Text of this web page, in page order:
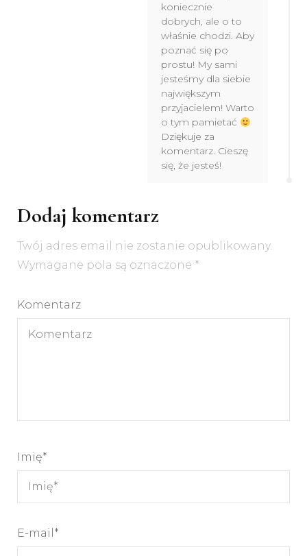
koniecznie
dobrych, ale o to
właśnie chodzi. Aby
poznać się po
prostu! My sami
jesteśmy dla siebie
największym
przyjacielem! Warto
o tym pamietać
Dziękuje za
komentarz. Cieszę
się, że jesteś!
Dodaj komentarz
Twój adres email nie zostanie opublikowany.
Wymagane pola są oznaczone *
Komentarz
Imię*
E-mail *